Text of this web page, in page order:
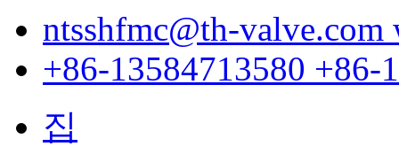
ntsshfmc@th-valve.com
+86-13584713580 +86-
집